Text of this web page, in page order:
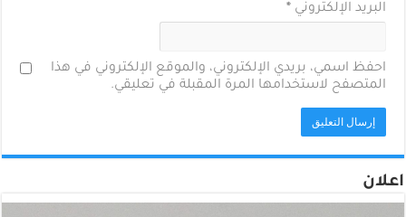
البريد الإلكتروني*
احفظ اسمي، بريدي الإلكتروني، والموقع الإلكتروني في هذا
المتصفح لاستخدامها المرة المقبلة في تعليقي.
اعلان